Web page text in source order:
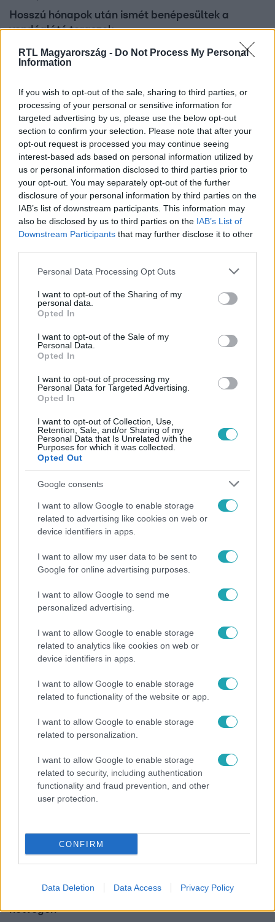
RTL Magyarország - Do Not Process My Personal
Information
If you wish to opt-out of the sale, sharing to third parties, or
processing of your personal or sensitive information for
targeted advertising by us, please use the below opt-out
section to confirm your selection. Please note that after your
opt-out request is processed you may continue seeing
interest-based ads based on personal information utilized by
us or personal information disclosed to third parties prior to
your opt-out. You may separately opt-out of the further
disclosure of your personal information by third parties on the
IAB’s list of downstream participants. This information may
also be disclosed by us to third parties on the IAB’s List of
Downstream Participants that may further disclose it to other
Please note that this website/app uses one or more Google
not limited to your visit or usage behaviour. You may click to
grant or deny consent to Google and its third-party tags to
use your data for below specified purposes in below Google
consent section.
Personal Data Processing Opt Outs
I want to opt-out of the Sharing of my
personal data.
Opted In
I want to opt-out of the Sale of my
Personal Data.
Opted In
I want to opt-out of processing my
Personal Data for Targeted Advertising.
Opted In
I want to opt-out of Collection, Use,
Retention, Sale, and/or Sharing of my
Personal Data that Is Unrelated with the
Purposes for which it was collected.
Opted Out
Google consents
I want to allow Google to enable storage
related to advertising like cookies on web or
device identifiers in apps.
I want to allow my user data to be sent to
Google for online advertising purposes.
I want to allow Google to send me
personalized advertising.
I want to allow Google to enable storage
related to analytics like cookies on web or
device identifiers in apps.
I want to allow Google to enable storage
related to functionality of the website or app.
I want to allow Google to enable storage
related to personalization.
I want to allow Google to enable storage
related to security, including authentication
functionality and fraud prevention, and other
user protection.
CONFIRM
Data Deletion Data Access Privacy Policy
Hosszú hónapok után ismét benépesültek a
vendéglátó teraszok
November közepe után ma először lehetett
vendéglátóhelyen fogyasztani. Megnyithattak az
szerint a korlátozás végét a vendégek is várták. A
szakmai szervezet arra számít: a külföldi turisták
elmaradása miatt lesznek, akik a vártnál is rosszabb
szezont zárnak. A miniszterelnök sörözős fotóval
köszöntötte a terasznyitást.
3:00
2021. április 23. 15:00
Most lesz haszna a védettségi igazolványnak
Megvan a 3 és fél millió beoltott, így szombaton
nyithatnak a teraszok, négymilliós átoltottságnál pedig
nyithatnak a mozik, színházak, zenei rendezvények és
szállodák is azok számára, akik rendelkeznek védettségi
igazolással - jelentette be ma reggel a miniszterelnök.
elérhetjük. Az országos tisztifőorvos az oltások
felgyorsítása érdekében tömeges oltást rendelt el:
minden regisztrált időpontot foglalhat, de a jövő héten
csak a kínai vakcinával oltják őket.
RUSVAI MIKLÓS: „Minden nyitás hordoz
kockázatot”
Megvan a 3 és fél millió beoltott, így szombaton
nyithatnak a teraszok, négymilliós átoltottságnál pedig
nyithatnak a mozik, színházak, zenei rendezvények és
szállodák is azok számára, akik rendelkeznek védettségi
igazolással - jelentette be ma reggel Orbán Viktor az
a második oltás utáni teljes védettség, a beoltottak
számára is csak maszkviselés mellett lesz teljesen
Miklós arról is beszélt, hogy miért veszélyes a vírus a
Nagy rohamra számítanak a vendéglátósok a
hétvégén